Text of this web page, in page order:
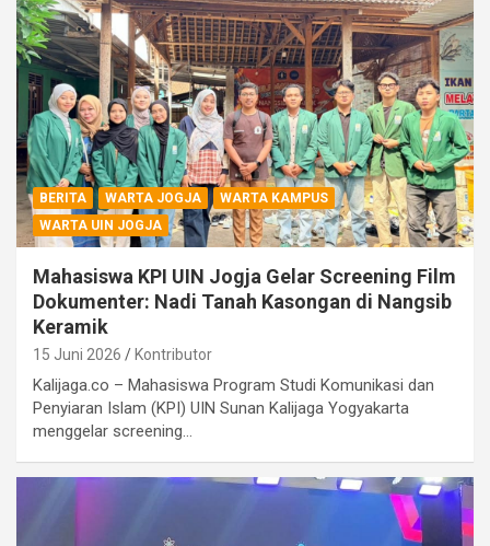
BERITA WARTA JOGJA
WARTA KAMPUS
WARTA UIN JOGJA
Mahasiswa KPI UIN Jogja Gelar Screening Film
Dokumenter: Nadi Tanah Kasongan di Nangsib
Keramik
15 Juni 2026 Kontributor
Kalijaga.co – Mahasiswa Program Studi Komunikasi dan
Penyiaran Islam (KPI) UIN Sunan Kalijaga Yogyakarta
menggelar screening…